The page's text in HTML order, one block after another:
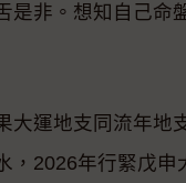
是非。想知自己命
大運地支同流年地
，2026年行緊戊